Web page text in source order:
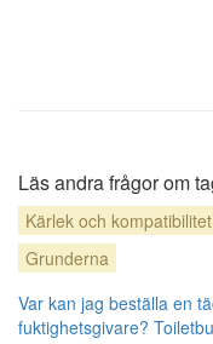
Läs andra frågor om
Kärlek och kompatibilitet
Grunderna
Var kan jag beställa en
fuktighetsgivare?